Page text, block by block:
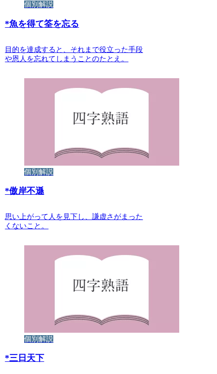
個別解説
*魚を得て筌を忘る
目的を達成すると、それまで役立った手段
や恩人を忘れてしまうことのたとえ。
個別解説
*傲岸不遜
思い上がって人を見下し、謙虚さがまった
くないこと。
個別解説
*三日天下